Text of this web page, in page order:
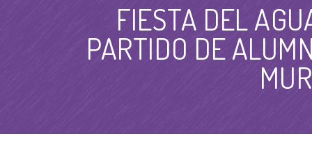
FIESTA DEL
PARTIDO DE